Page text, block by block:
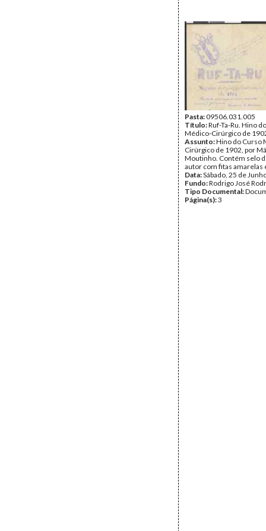
Pasta:09506.031.005
Título:Ruf-Ta-Ru. Hino
Médico-Cirúrgico de
Assunto:Hino do Curso
Cirúrgico de 1902, por
Moutinho. Contém selo
autor com fitas amarelas
Data:Sábado, 25 de
Fundo:Rodrigo José
Tipo Documental:
Página(s):3